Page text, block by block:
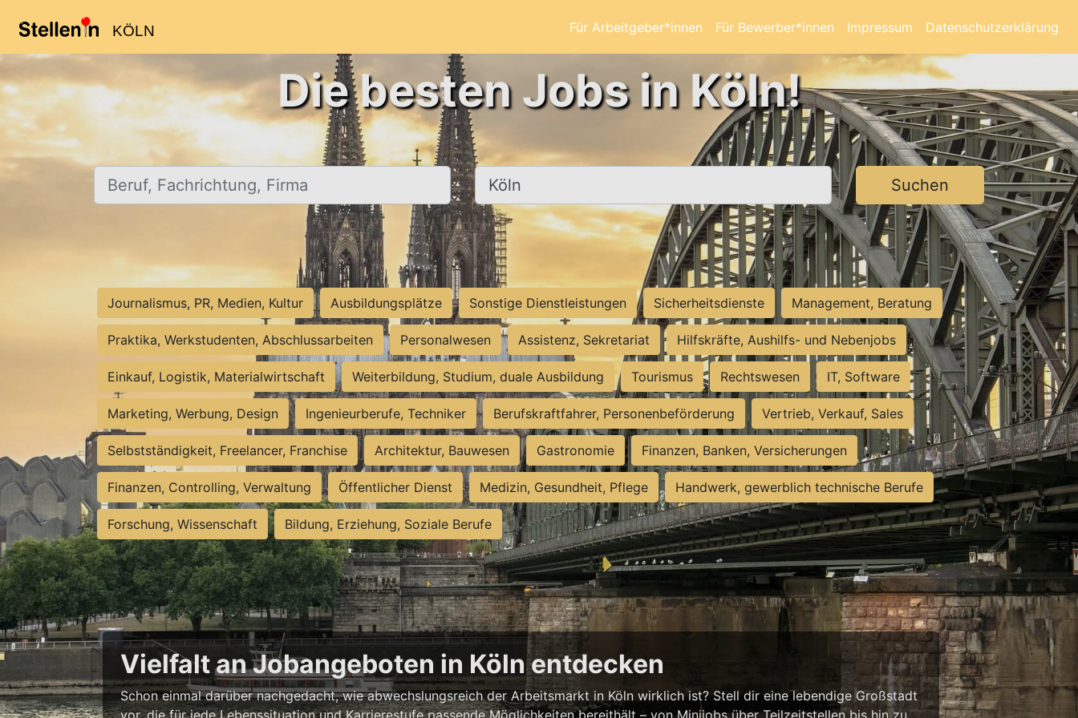
KÖLN Für Arbeitgeber*innen Für Bewerber*innen Impressum Datenschutzerklärung
Die besten Jobs in Köln!
Beruf, Fachrichtung, Firma Ort, Stadt Suchen
Journalismus, PR, Medien, Kultur Ausbildungsplätze Sonstige Dienstleistungen Sicherheitsdienste Management, Beratung
Praktika, Werkstudenten, Abschlussarbeiten Personalwesen Assistenz, Sekretariat Hilfskräfte, Aushilfs- und Nebenjobs
Einkauf, Logistik, Materialwirtschaft Weiterbildung, Studium, duale Ausbildung Tourismus Rechtswesen IT, Software
Marketing, Werbung, Design Ingenieurberufe, Techniker Berufskraftfahrer, Personenbeförderung Vertrieb, Verkauf, Sales
Selbstständigkeit, Freelancer, Franchise Architektur, Bauwesen Gastronomie Finanzen, Banken, Versicherungen
Finanzen, Controlling, Verwaltung Öffentlicher Dienst Medizin, Gesundheit, Pflege Handwerk, gewerblich technische Berufe
Forschung, Wissenschaft Bildung, Erziehung, Soziale Berufe
Vielfalt an Jobangeboten in Köln entdecken
Schon einmal darüber nachgedacht, wie abwechslungsreich der Arbeitsmarkt in Köln wirklich ist? Stell dir eine lebendige Großstadt